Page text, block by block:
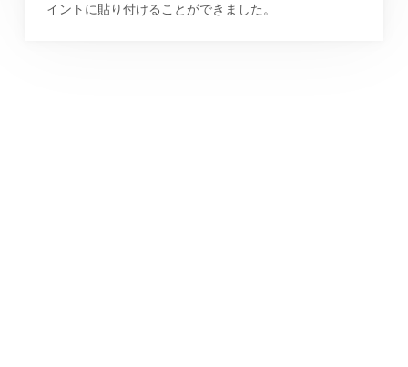
イントに貼り付けることができました。